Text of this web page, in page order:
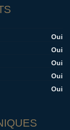
Oui
Oui
Oui
Oui
Oui